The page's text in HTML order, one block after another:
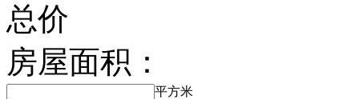
总价
房屋面积：
平方米